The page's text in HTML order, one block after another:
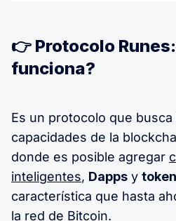
👉 Protocolo
funciona?
Es un protocolo que
capacidades de la
donde es posible agregar
inteligentes, Dapps y
característica que hasta
la red de Bitcoin.